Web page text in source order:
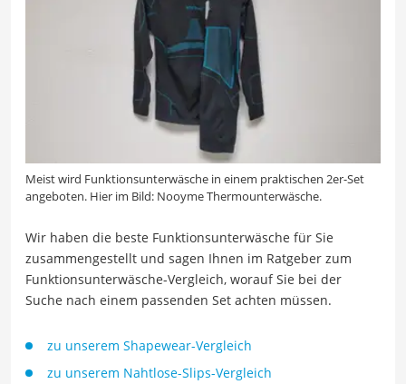
Meist wird Funktionsunterwäsche in einem praktischen 2er-Set
angeboten. Hier im Bild: Nooyme Thermounterwäsche.
Wir haben die beste Funktionsunterwäsche für Sie
zusammengestellt und sagen Ihnen im Ratgeber zum
Funktionsunterwäsche-Vergleich, worauf Sie bei der
Suche nach einem passenden Set achten müssen.
zu unserem Shapewear-Vergleich
zu unserem Nahtlose-Slips-Vergleich